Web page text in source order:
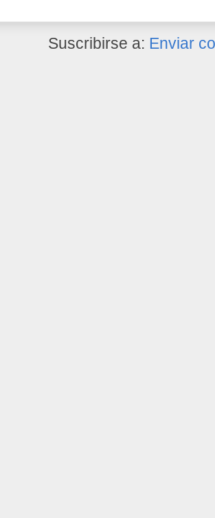
Suscribirse a: Enviar